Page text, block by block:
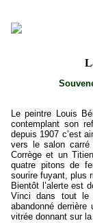
Le peintre Louis
contemplant son
depuis 1907 c’est
vers le salon carré
Corrège et un
quatre pitons de
sourire fuyant, plus
Bientôt l’alerte est
Vinci dans tout le
abandonné
vitrée donnant sur